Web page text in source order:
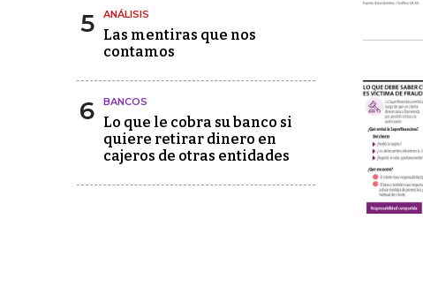
5 ANÁLISIS
Las mentiras que nos
contamos
6 BANCOS
Lo que le cobra su banco si
quiere retirar dinero en
cajeros de otras entidades